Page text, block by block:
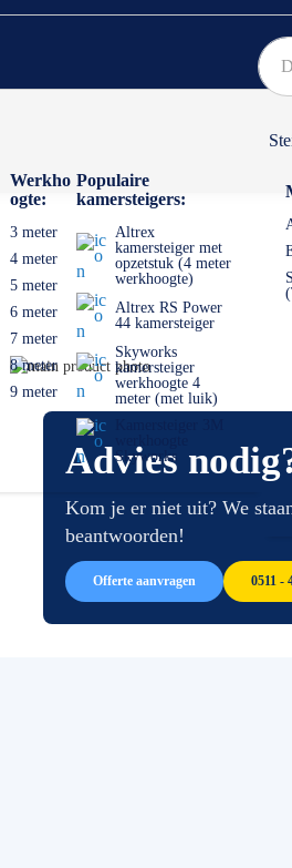
Werkho
ogte:
3 meter
4 meter
5 meter
6 meter
7 meter
8 meter
9 meter
Populaire
kamersteigers:
Altrex
kamersteiger met
opzetstuk (4 meter
werkhoogte)
Altrex RS Power
44 kamersteiger
Skyworks
kamersteiger
werkhoogte 4
meter (met luik)
Skyworks
Ga
naar
afbeeldingen-
Ga
Advies
Kom je er niet uit? We
beantwoorden!
Offerte aanvragen 0511 -